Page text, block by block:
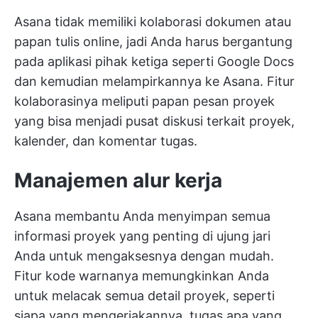
Asana tidak memiliki kolaborasi dokumen atau
papan tulis online, jadi Anda harus bergantung
pada aplikasi pihak ketiga seperti Google Docs
dan kemudian melampirkannya ke Asana. Fitur
kolaborasinya meliputi papan pesan proyek
yang bisa menjadi pusat diskusi terkait proyek,
kalender, dan komentar tugas.
Manajemen alur kerja
Asana membantu Anda menyimpan semua
informasi proyek yang penting di ujung jari
Anda untuk mengaksesnya dengan mudah.
Fitur kode warnanya memungkinkan Anda
untuk melacak semua detail proyek, seperti